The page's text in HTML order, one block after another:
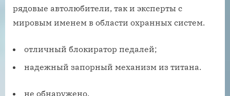
рядовые автолюбители, так и эксперты с
мировым именем в области охранных систем.
отличный блокиратор педалей;
надежный запорный механизм из титана.
не обнаружено.